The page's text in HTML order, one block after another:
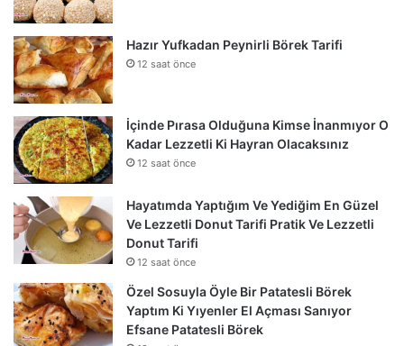
Hazır Yufkadan Peynirli Börek Tarifi
12 saat önce
İçinde Pırasa Olduğuna Kimse İnanmıyor O
Kadar Lezzetli Ki Hayran Olacaksınız
12 saat önce
Hayatımda Yaptığım Ve Yediğim En Güzel
Ve Lezzetli Donut Tarifi Pratik Ve Lezzetli
Donut Tarifi
12 saat önce
Özel Sosuyla Öyle Bir Patatesli Börek
Yaptım Ki Yıyenler El Açması Sanıyor
Efsane Patatesli Börek